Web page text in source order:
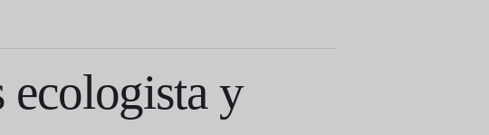
ecologista y